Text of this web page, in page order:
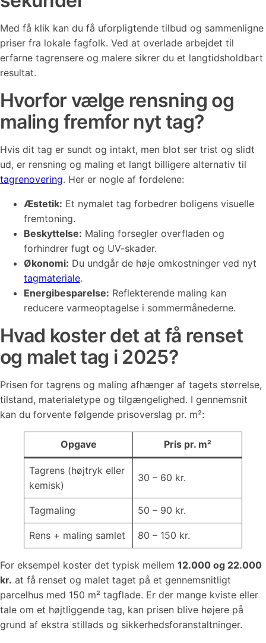
Med få klik kan du få uforpligtende tilbud og sammenligne
priser fra lokale fagfolk. Ved at overlade arbejdet til
erfarne tagrensere og malere sikrer du et langtidsholdbart
resultat.
Hvorfor vælge rensning og
maling fremfor nyt tag?
Hvis dit tag er sundt og intakt, men blot ser trist og slidt
ud, er rensning og maling et langt billigere alternativ til
tagrenovering. Her er nogle af fordelene:
Æstetik: Et nymalet tag forbedrer boligens visuelle
fremtoning.
Beskyttelse: Maling forsegler overfladen og
forhindrer fugt og UV-skader.
Økonomi: Du undgår de høje omkostninger ved nyt
tagmateriale.
Energibesparelse: Reflekterende maling kan
reducere varmeoptagelse i sommermånederne.
Hvad koster det at få renset
og malet tag i 2025?
Prisen for tagrens og maling afhænger af tagets størrelse,
tilstand, materialetype og tilgængelighed. I gennemsnit
kan du forvente følgende prisoverslag pr. m²:
Opgave Pris pr. m²
Tagrens (højtryk eller
kemisk)
30 – 60 kr.
Tagmaling 50 – 90 kr.
Rens + maling samlet 80 – 150 kr.
For eksempel koster det typisk mellem 12.000 og 22.000
kr. at få renset og malet taget på et gennemsnitligt
parcelhus med 150 m² tagflade. Er der mange kviste eller
tale om et højtliggende tag, kan prisen blive højere på
grund af ekstra stillads og sikkerhedsforanstaltninger.